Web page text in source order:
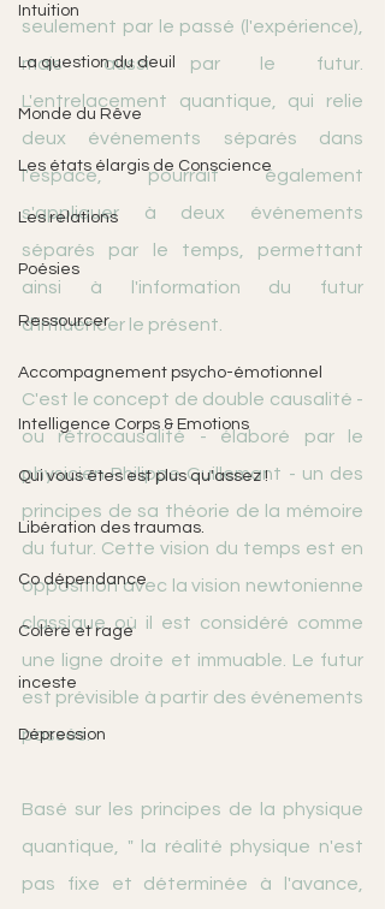
Intuition
La question du deuil
Monde du Rêve
Les états élargis de Conscience
Les relations
Poésies
Ressourcer
Accompagnement psycho-émotionnel
Intelligence Corps & Emotions
Qui vous êtes est plus qu'assez !
Libération des traumas.
Co dépendance
Colère et rage
inceste
Dépression
seulement par le passé (l'expérience),
mais aussi par le futur.
L'entrelacement quantique, qui relie
deux événements séparés dans
l'espace, pourrait également
s'appliquer à deux événements
séparés par le temps, permettant
ainsi à l'information du futur
d'influencer le présent.
C'est le concept de double causalité -
ou rétrocausalité - élaboré par le
physicien Philippe Guillemant - un des
principes de sa théorie de la mémoire
du futur. Cette vision du temps est en
opposition avec la vision newtonienne
classique où il est considéré comme
une ligne droite et immuable. Le futur
est prévisible à partir des événements
passés.
Basé sur les principes de la physique
quantique, " la réalité physique n'est
pas fixe et déterminée à l'avance,